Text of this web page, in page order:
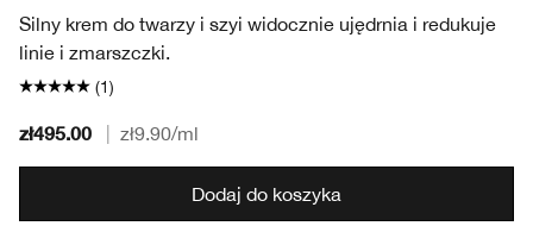
Silny krem do twarzy i szyi widocznie ujędrnia i redukuje
linie i zmarszczki.
(1)
zł495.00 zł9.90/ml
Dodaj do koszyka